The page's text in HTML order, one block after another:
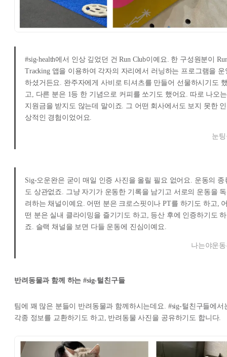
#sig-health에서 인상 깊었던 건 Run Club이예요. 한 구성원분이
Tracking 앱을 이용하여 각자의 자리에서 러닝하는 프로그램을 운
하셨거든요. 완주자에게 사비로 티셔츠를 만들어 선물하시기도
고, 다른 분은 1등 한 기념으로 커피를 쏘기도 했어요. 따로 나오는
지원금을 받지도 않는데 말이죠. 그 어떤 회사에서도 보지 못한 인
상적인 경험이었어요.
눈
Sig-오운완은 굳이 매일 인증 사진을 올릴 필요 없어요. 운동의 종
도 상관없죠. 그냥 자기가 운동한 기록을 남기고 서로의 운동을 독
려하는 채널이예요. 어떤 분은 크로스핏이나 PT를 하기도 하고,
떤 분은 실내 클라이밍을 즐기기도 하고, 등산 후에 인증하기도 하
죠. 슬랙 채널을 보면 다들 운동에 진심이예요.
나는야운
반려동물과 함께 하는 #sig-털친구들
팀에 꽤 많은 분들이 반려동물과 함께하시는데요. #sig-털친구들에서
각종 정보를 교환하기도 하고, 반려동물 사진을 공유하기도 합니다.